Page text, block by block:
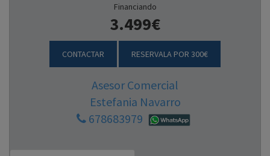
Financiando
3.499€
CONTACTAR RESERVALA POR 300€
Asesor Comercial
Estefania Navarro
678683979